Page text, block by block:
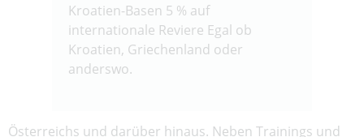
Kroatien-Basen 5 % auf
internationale Reviere Egal ob
Kroatien, Griechenland oder
anderswo.
Österreichs und darüber hinaus. Neben Trainings und